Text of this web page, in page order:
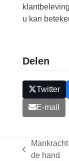
u kan
Delen
Twitter
E-mail
previous
de hand